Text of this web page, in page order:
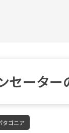
セーター
タゴニア